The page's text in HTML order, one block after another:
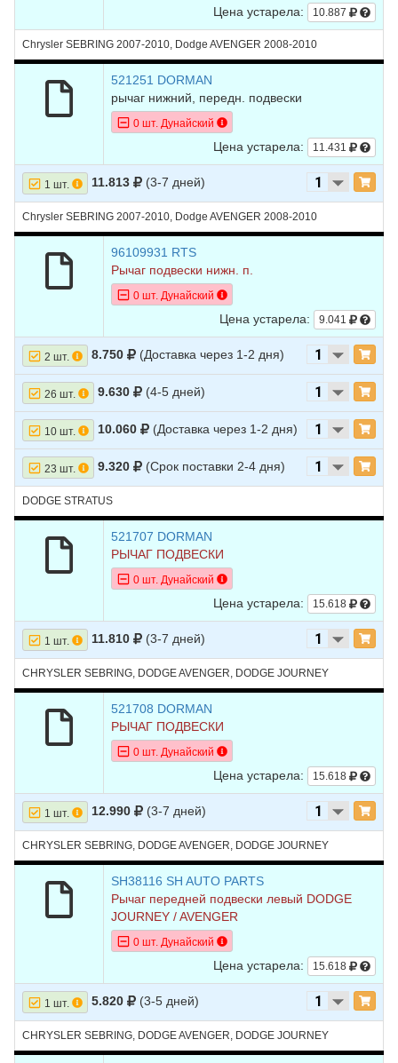
Цена устарела: 10.887
Chrysler SEBRING 2007-2010, Dodge AVENGER 2008-2010
521251 DORMAN
рычаг нижний, передн. подвески
0 шт. Дунайский
Цена устарела: 11.431
1 шт. 11.813 (3-7 дней)
Chrysler SEBRING 2007-2010, Dodge AVENGER 2008-2010
96109931 RTS
Рычаг подвески нижн. п.
0 шт. Дунайский
Цена устарела: 9.041
2 шт. 8.750 (Доставка через 1-2 дня)
26 шт. 9.630 (4-5 дней)
10 шт. 10.060 (Доставка через 1-2 дня)
23 шт. 9.320 (Срок поставки 2-4 дня)
DODGE STRATUS
521707 DORMAN
РЫЧАГ ПОДВЕСКИ
0 шт. Дунайский
Цена устарела: 15.618
1 шт. 11.810 (3-7 дней)
CHRYSLER SEBRING, DODGE AVENGER, DODGE JOURNEY
521708 DORMAN
РЫЧАГ ПОДВЕСКИ
0 шт. Дунайский
Цена устарела: 15.618
1 шт. 12.990 (3-7 дней)
CHRYSLER SEBRING, DODGE AVENGER, DODGE JOURNEY
SH38116 SH AUTO PARTS
Рычаг передней подвески левый DODGE
JOURNEY / AVENGER
0 шт. Дунайский
Цена устарела: 15.618
1 шт. 5.820 (3-5 дней)
CHRYSLER SEBRING, DODGE AVENGER, DODGE JOURNEY